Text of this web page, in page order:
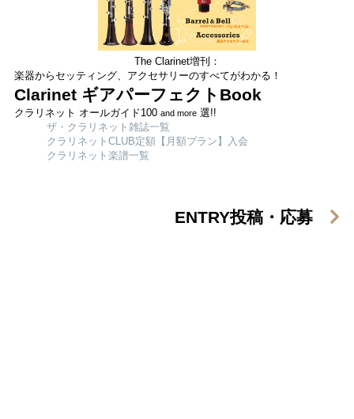
The Clarinet増刊：
楽器からセッティング、アクセサリーのすべてがわかる！
Clarinet ギアパーフェクトBook
クラリネット オールガイド100 and more選!!
ザ・クラリネット雑誌一覧
クラリネットCLUB定額【月額プラン】入会
クラリネット楽譜一覧
ENTRY投稿・応募